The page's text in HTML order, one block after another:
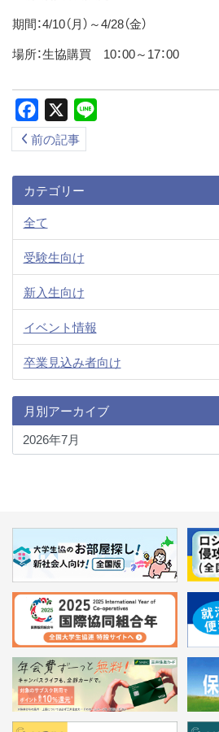
期間：4/10（月）～4/28（金）
場所：生協購買 10：00～17：00
Facebook
前の記事
カテゴリー
全て
受験生向け
新入生向け
イベント情報
卒業見込み者向け
月別アーカイブ